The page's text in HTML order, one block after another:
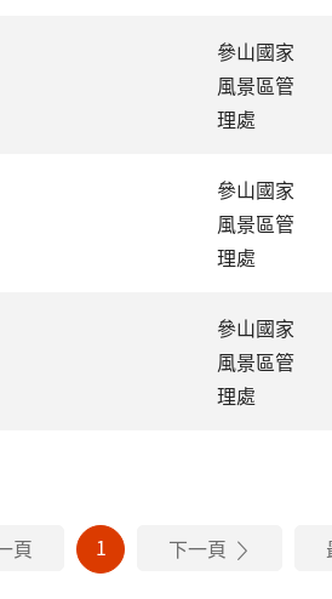
參山國家
風景區管
理處
參山國家
風景區管
理處
參山國家
風景區管
理處
頁 1 下一頁